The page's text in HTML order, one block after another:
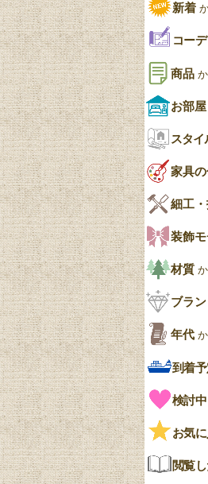
新着
コー
商品
商品一
収納
書棚
デス
食器
木製
ェア
洋服
チェ
クロ
お部屋
お部
リビ
キッ
スタイ
スタ
英国
英国
式
エリ
ジャ
家具
家具
カス
アッ
細工
細工
象嵌
寄木
装飾
模様
ペデ
コー
グ
スト
雷文
ビー
材質
材質
オー
マホ
ブラ
ブラ
ウィ
年代
年代
アン
ビン
到着
検討
お気
閲覧